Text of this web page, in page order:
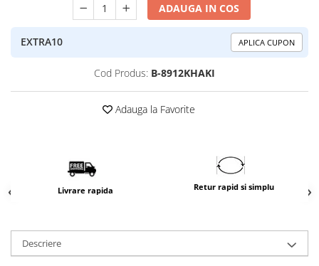
ADAUGA IN COS
EXTRA10 APLICA CUPON
Cod Produs: B-8912KHAKI
Adauga la Favorite
Livrare rapida Retur rapid si simplu
Descriere